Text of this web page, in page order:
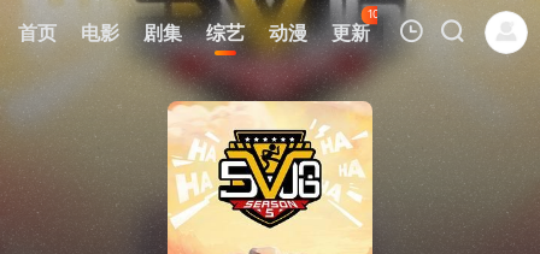
首页 电影 剧集 综艺 动漫 更新
100
热榜 APP
我的观影记录